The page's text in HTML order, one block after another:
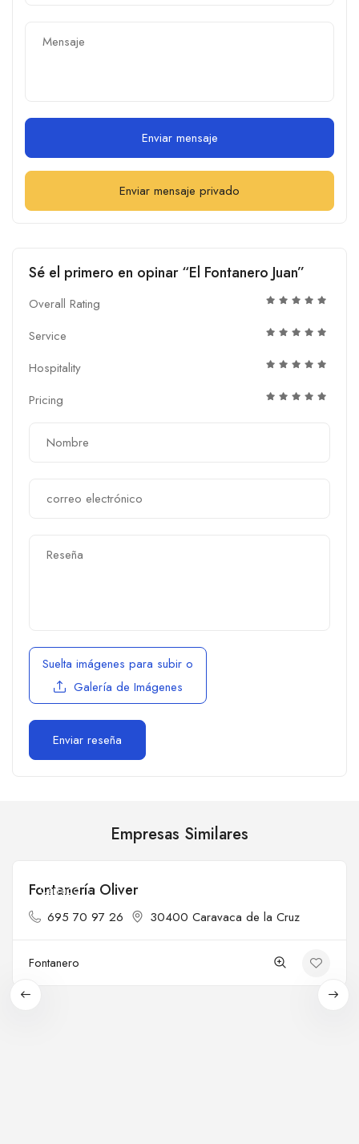
Enviar mensaje
Enviar mensaje privado
Sé el primero en opinar “El Fontanero Juan”
Overall Rating
Service
Hospitality
Pricing
Suelta imágenes para subir o
Galería de Imágenes
Empresas Similares
Cerrado
Fontanería Oliver
695 70 97 26 30400 Caravaca de la Cruz
Fontanero